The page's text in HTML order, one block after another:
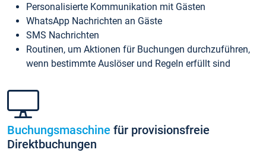
Personalisierte Kommunikation mit Gästen
WhatsApp Nachrichten an Gäste
SMS Nachrichten
Routinen, um Aktionen für Buchungen durchzuführen,
wenn bestimmte Auslöser und Regeln erfüllt sind
Buchungsmaschine für provisionsfreie
Direktbuchungen